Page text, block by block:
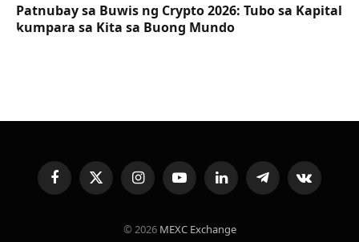
Patnubay sa Buwis ng Crypto 2026: Tubo sa Kapital
kumpara sa Kita sa Buong Mundo
FacebookX
(Twitter)
InstagramYouTubeLinkedInTelegramVKontakte
© 2026 MEXC Exchange